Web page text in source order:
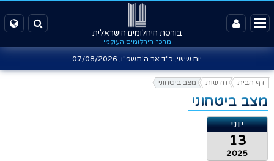
בורסת היהלומים הישראלית
מרכז היהלומים העולמי
יום שישי, כ"ד אב ה'תשפ"ו, 07/08/2026
דף הבית חדשות מצב ביטחוני
מצב ביטחוני
יוני
13
2025